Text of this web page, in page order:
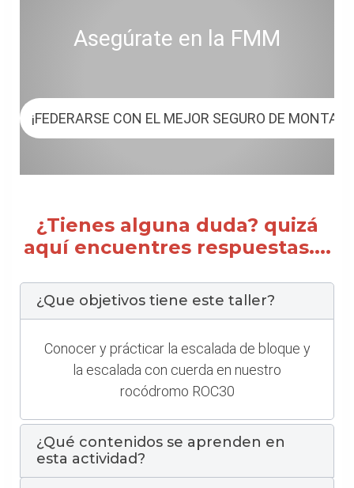
Asegúrate en la FMM
¡FEDERARSE CON EL MEJOR SEGURO DE
¿Tienes alguna duda? quizá
aquí encuentres respuestas....
¿Que objetivos tiene este taller?
Conocer y prácticar la escalada de bloque y
la escalada con cuerda en nuestro
rocódromo ROC30
¿Qué contenidos se aprenden en
esta actividad?